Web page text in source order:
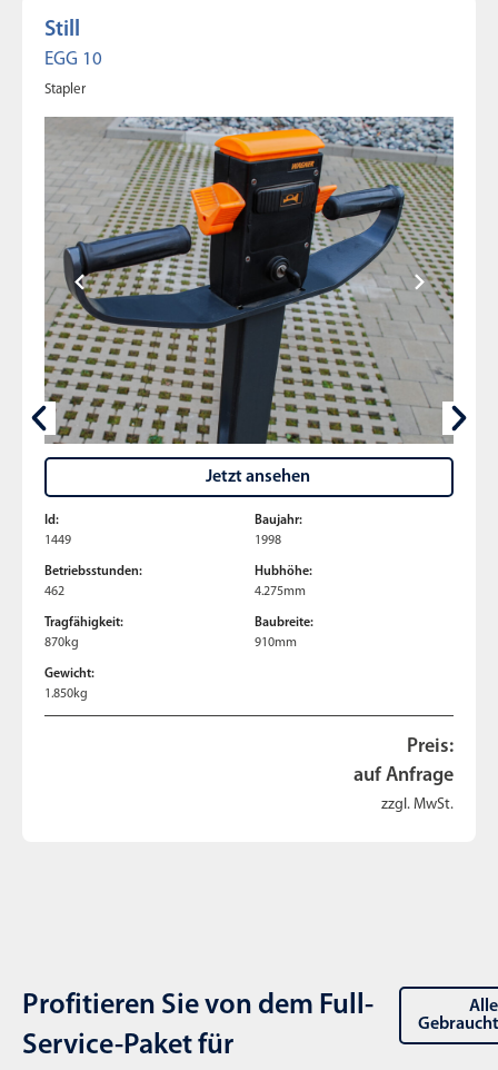
Still
EGG 10
Stapler
Jetzt ansehen
Id:
1449
Baujahr:
1998
Betriebsstunden:
462
Hubhöhe:
4.275mm
Tragfähigkeit:
870kg
Baubreite:
910mm
Gewicht:
1.850kg
Preis:
auf Anfrage
zzgl. MwSt.
Profitieren Sie von dem Full-
Service-Paket für
Alle